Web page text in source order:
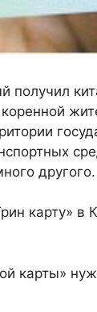
получил
другого.
карту» в
карты»